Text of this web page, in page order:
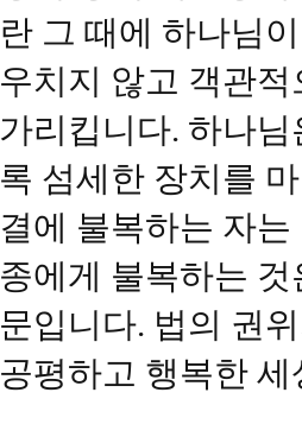
란 그 때에 하나님
우치지 않고 객관
가리킵니다. 하나
록 섬세한 장치를
결에 불복하는 자
종에게 불복하는
문입니다. 법의 권
공평하고 행복한